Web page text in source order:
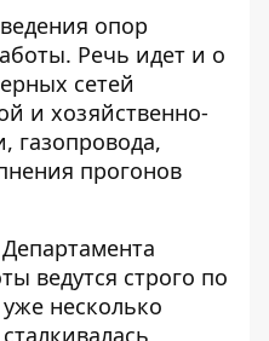
опор
Речь идет и о
сетей
и хозяйственно-
газопровода,
прогонов
ведутся строго по
несколько